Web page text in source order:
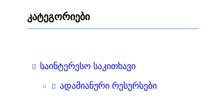
აკატეგორიები
საინტერესო საკითხავი
ადამიანური რესურსები